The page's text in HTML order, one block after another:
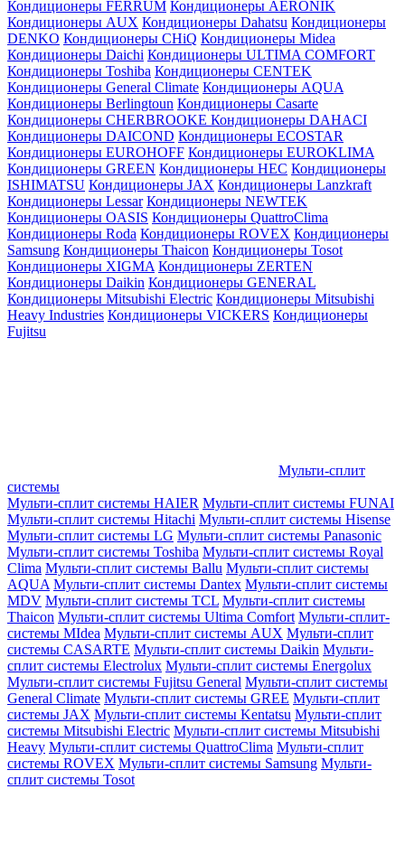
Кондиционеры FERRUM Кондиционеры AERONIK
Кондиционеры AUX Кондиционеры Dahatsu Кондиционеры
DENKO Кондиционеры CHiQ Кондиционеры Midea
Кондиционеры Daichi Кондиционеры ULTIMA COMFORT
Кондиционеры Toshiba Кондиционеры CENTEK
Кондиционеры General Climate Кондиционеры AQUA
Кондиционеры Berlingtoun Кондиционеры Casarte
Кондиционеры CHERBROOKE Кондиционеры DAHACI
Кондиционеры DAICOND Кондиционеры ECOSTAR
Кондиционеры EUROHOFF Кондиционеры EUROKLIMA
Кондиционеры GREEN Кондиционеры HEC Кондиционеры
ISHIMATSU Кондиционеры JAX Кондиционеры Lanzkraft
Кондиционеры Lessar Кондиционеры NEWTEK
Кондиционеры OASIS Кондиционеры QuattroClima
Кондиционеры Roda Кондиционеры ROVEX Кондиционеры
Samsung Кондиционеры Thaicon Кондиционеры Tosot
Кондиционеры XIGMA Кондиционеры ZERTEN
Кондиционеры Daikin Кондиционеры GENERAL
Кондиционеры Mitsubishi Electric Кондиционеры Mitsubishi
Heavy Industries Кондиционеры VICKERS Кондиционеры
Fujitsu
Мульти-сплит
системы
Мульти-сплит системы HAIER Мульти-сплит системы FUNAI
Мульти-сплит системы Hitachi Мульти-сплит системы Hisense
Мульти-сплит системы LG Мульти-сплит системы Panasonic
Мульти-сплит системы Toshiba Мульти-сплит системы Royal
Clima Мульти-сплит системы Ballu Мульти-сплит системы
AQUA Мульти-сплит системы Dantex Мульти-сплит системы
MDV Мульти-сплит системы TCL Мульти-сплит системы
Thaicon Мульти-сплит системы Ultima Comfort Мульти-сплит-
системы MIdea Мульти-сплит системы AUX Мульти-сплит
системы CASARTE Мульти-сплит системы Daikin Мульти-
сплит системы Electrolux Мульти-сплит системы Energolux
Мульти-сплит системы Fujitsu General Мульти-сплит системы
General Climate Мульти-сплит системы GREE Мульти-сплит
системы JAX Мульти-сплит системы Kentatsu Мульти-сплит
системы Mitsubishi Electric Мульти-сплит системы Mitsubishi
Heavy Мульти-сплит системы QuattroClima Мульти-сплит
системы ROVEX Мульти-сплит системы Samsung Мульти-
сплит системы Tosot